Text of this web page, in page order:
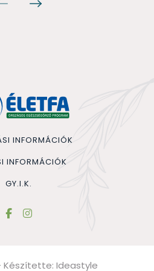
INFORMÁCIÓK
INFORMÁCIÓK
GY.I.K.
Készítette: Ideastyle